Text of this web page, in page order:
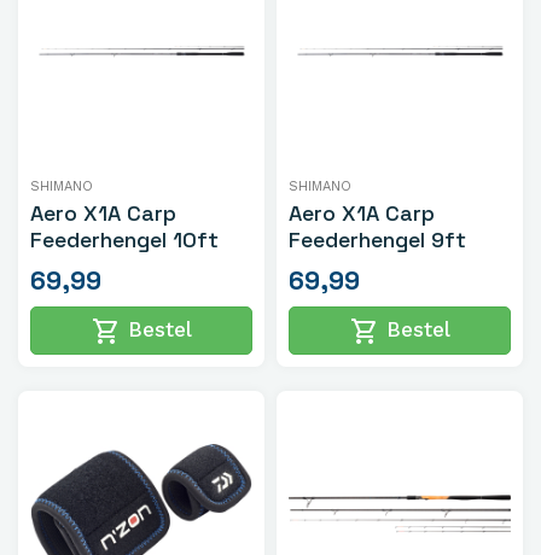
SHIMANO
Aero X1A Carp
Feederhengel 10ft
69,99
shopping_cart Bestel
SHIMANO
Aero X1A Carp
Feederhengel 9ft
69,99
shopping_cart Bestel